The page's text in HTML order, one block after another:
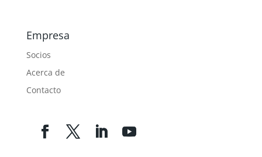
Empresa
Socios
Acerca de
Contacto